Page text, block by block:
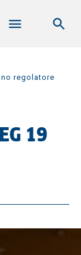
regolatore
19